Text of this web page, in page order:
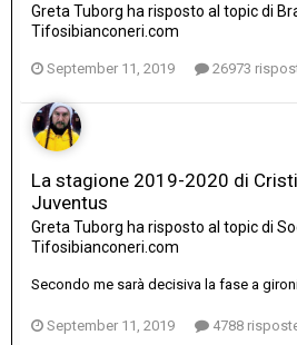
Greta Tuborg ha risposto al topic di
Tifosibianconeri.com
September 11, 2019 26973
La stagione 2019-2020 di
Juventus
Greta Tuborg ha risposto al topic di
Tifosibianconeri.com
Secondo me sarà decisiva la fase a
September 11, 2019 4788